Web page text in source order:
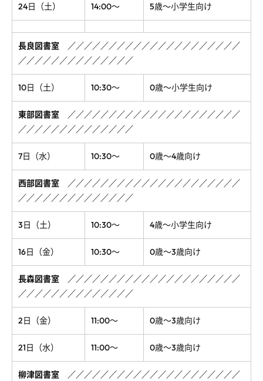
24日（土） 14:00～ 5歳～小学生向け
長良図書室 ／／／／／／／／／／／／／／／／／／／／／
／／／／／／／／／／／／／／
10日（土） 10:30～ 0歳～小学生向け
東部図書室 ／／／／／／／／／／／／／／／／／／／／／
／／／／／／／／／／／／／／
7日（水） 10:30～ 0歳～4歳向け
西部図書室 ／／／／／／／／／／／／／／／／／／／／／
／／／／／／／／／／／／／／
3日（土） 10:30～ 4歳～小学生向け
16日（金） 10:30～ 0歳～3歳向け
長森図書室 ／／／／／／／／／／／／／／／／／／／／／
／／／／／／／／／／／／／／
2日（金） 11:00～ 0歳～3歳向け
21日（水） 11:00～ 0歳～3歳向け
柳津図書室 ／／／／／／／／／／／／／／／／／／／／／